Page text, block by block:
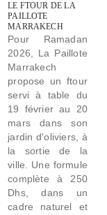
LE FTOUR DE LA
PAILLOTE
MARRAKECH
Pour Ramadan
2026, La Paillote
Marrakech
propose un ftour
servi à table du
19 février au 20
mars dans son
jardin d'oliviers, à
la sortie de la
ville. Une formule
complète à 250
Dhs, dans un
cadre naturel et